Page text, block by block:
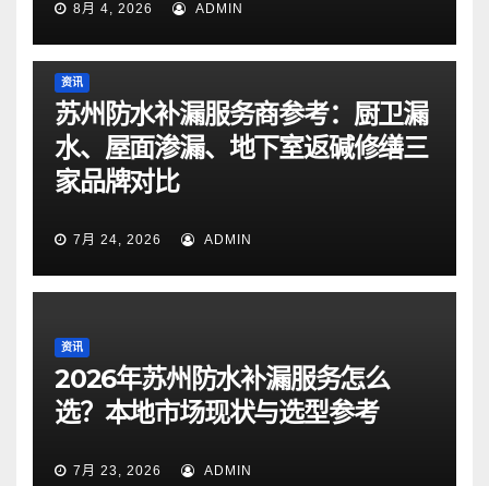
8月 4, 2026 ADMIN
资讯
苏州防水补漏服务商参考：厨卫漏
水、屋面渗漏、地下室返碱修缮三
家品牌对比
7月 24, 2026 ADMIN
资讯
2026年苏州防水补漏服务怎么
选？本地市场现状与选型参考
7月 23, 2026 ADMIN